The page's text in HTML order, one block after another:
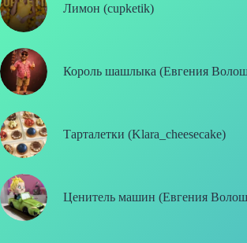
Лимон (cupketik)
Король шашлыка (Евгения
Тарталетки (Klara_cheesecake)
Ценитель машин (Евгения